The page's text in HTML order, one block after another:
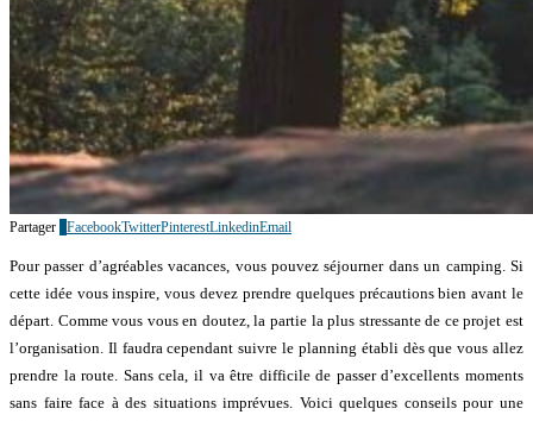
Partager FacebookTwitterPinterestLinkedinEmail
Pour passer d’agréables vacances, vous pouvez séjourner dans un camping. Si
cette idée vous inspire, vous devez prendre quelques précautions bien avant le
départ. Comme vous vous en doutez, la partie la plus stressante de ce projet est
l’organisation. Il faudra cependant suivre le planning établi dès que vous allez
prendre la route. Sans cela, il va être difficile de passer d’excellents moments
sans faire face à des situations imprévues. Voici quelques conseils pour une